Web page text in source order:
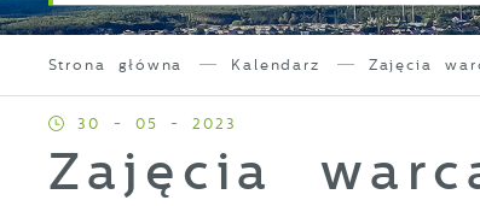
Strona główna Kalendarz Zajęcia
30 - 05 - 2023
Zajęcia